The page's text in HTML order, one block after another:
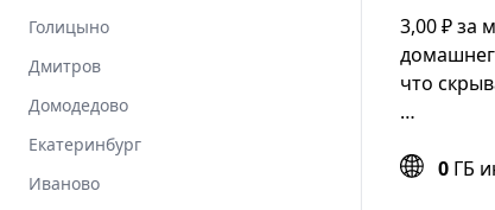
Голицыно
Дмитров
Домодедово
Екатеринбург
Иваново
3,00 ₽ за
что
…
0 ГБ